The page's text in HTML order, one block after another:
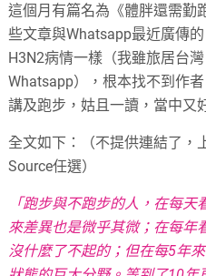
這個月有篇名為《體胖還需勤
些文章與Whatsapp最近廣傳
H3N2病情一樣（我雖旅居台
Whatsapp），根本找不到作
講及跑步，姑且一讀，當中又
全文如下：（不提供連結了，
Source任選）
「跑步與不跑步的人，在每
來差異也是微乎其微；在每年
沒什麼了不起的；但在每5年